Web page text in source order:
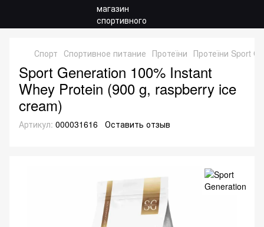
Спорт Спортивное питание Протеїни Протеїни Sport
Sport Generation 100% Instant
Whey Protein (900 g, raspberry ice
cream)
Артикул: 000031616 Оставить отзыв